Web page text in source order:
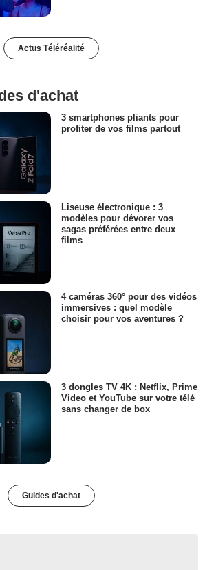
Actus Téléréalité
d'achat
3 smartphones pliants pour
profiter de vos films partout
Liseuse électronique : 3
modèles pour dévorer vos
sagas préférées entre deux
films
4 caméras 360° pour des vidéos
immersives : quel modèle
choisir pour vos aventures ?
3 dongles TV 4K : Netflix, Prime
Video et YouTube sur votre télé
sans changer de box
Guides d'achat